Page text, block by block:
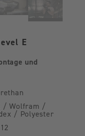
E
und
/ Wolfram /
/ Polyester